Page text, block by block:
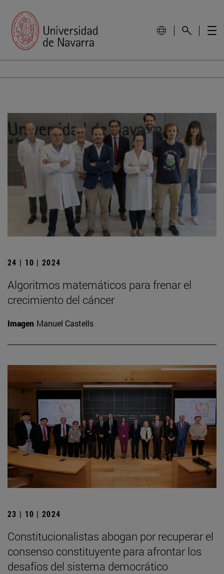
24 | 10 | 2024
Algoritmos matemáticos para frenar el
crecimiento del cáncer
Imagen Manuel Castells
23 | 10 | 2024
Constitucionalistas abogan por recuperar el
consenso constituyente para afrontar los
desafíos del sistema democrático